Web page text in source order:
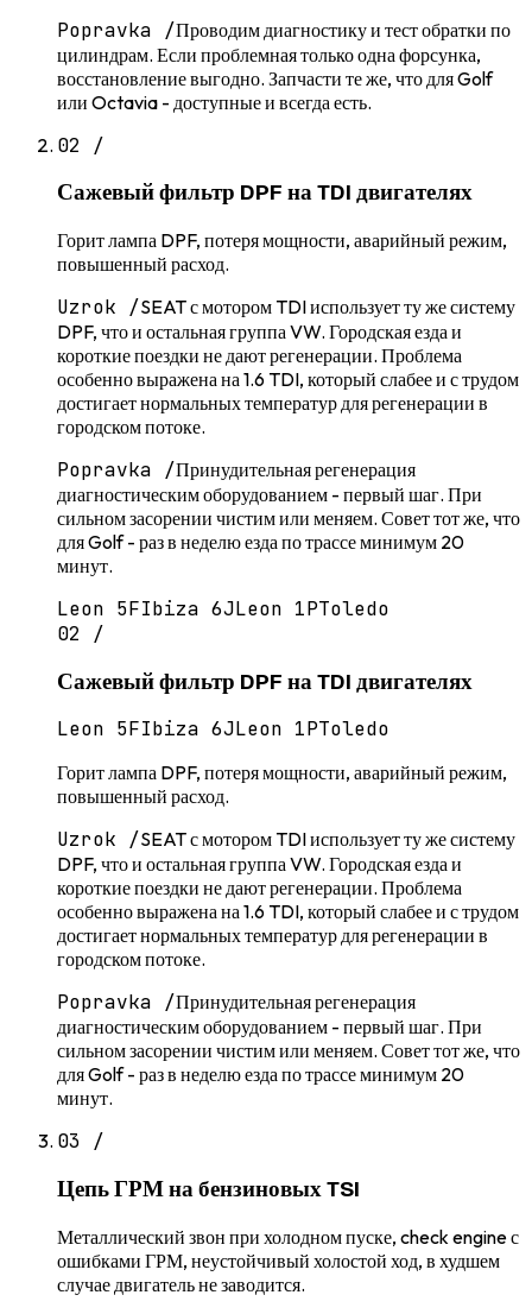
Popravka /Проводим диагностику и тест обратки по
цилиндрам. Если проблемная только одна форсунка,
восстановление выгодно. Запчасти те же, что для Golf
или Octavia - доступные и всегда есть.
02 /
Сажевый фильтр DPF на TDI двигателях
Горит лампа DPF, потеря мощности, аварийный режим,
повышенный расход.
Uzrok /SEAT с мотором TDI использует ту же систему
DPF, что и остальная группа VW. Городская езда и
короткие поездки не дают регенерации. Проблема
особенно выражена на 1.6 TDI, который слабее и с трудом
достигает нормальных температур для регенерации в
городском потоке.
Popravka /Принудительная регенерация
диагностическим оборудованием - первый шаг. При
сильном засорении чистим или меняем. Совет тот же, что
для Golf - раз в неделю езда по трассе минимум 20
минут.
Leon 5FIbiza 6JLeon 1PToledo
02 /
Сажевый фильтр DPF на TDI двигателях
Leon 5FIbiza 6JLeon 1PToledo
Горит лампа DPF, потеря мощности, аварийный режим,
повышенный расход.
Uzrok /SEAT с мотором TDI использует ту же систему
DPF, что и остальная группа VW. Городская езда и
короткие поездки не дают регенерации. Проблема
особенно выражена на 1.6 TDI, который слабее и с трудом
достигает нормальных температур для регенерации в
городском потоке.
Popravka /Принудительная регенерация
диагностическим оборудованием - первый шаг. При
сильном засорении чистим или меняем. Совет тот же, что
для Golf - раз в неделю езда по трассе минимум 20
минут.
03 /
Цепь ГРМ на бензиновых TSI
Металлический звон при холодном пуске, check engine с
ошибками ГРМ, неустойчивый холостой ход, в худшем
случае двигатель не заводится.